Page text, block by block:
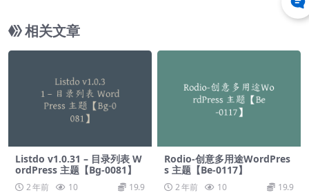
相关文章
Listdo v1.0.31 – 目录列表 W
ordPress 主题【Bg-0081】
2 年前 10 19.9
Rodio-创意多用途WordPres
s 主题【Be-0117】
2 年前 10 19.9